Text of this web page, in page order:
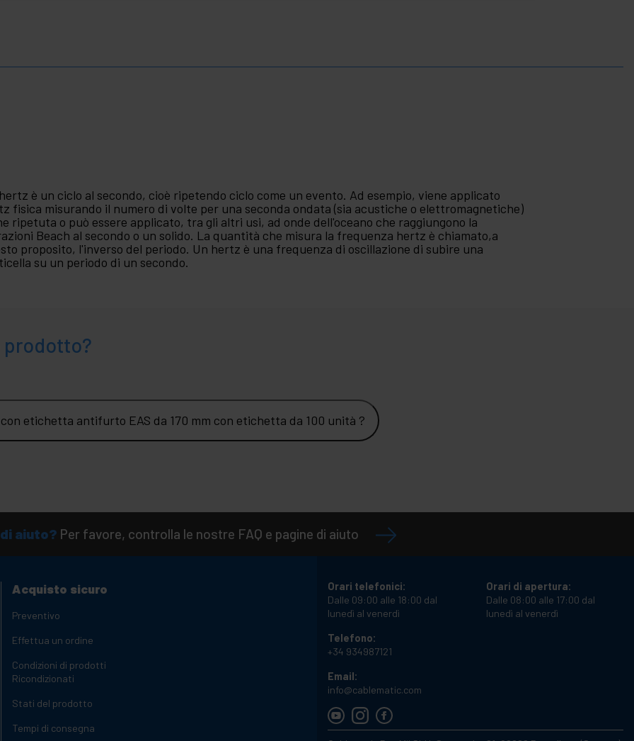
è un ciclo al secondo, cioè ripetendo ciclo come un evento. Ad esempio, viene applicato
fisica misurando il numero di volte per una seconda ondata (sia acustiche o elettromagnetiche)
ripetuta o può essere applicato, tra gli altri usi, ad onde dell'oceano che raggiungono la
Beach al secondo o un solido. La quantità che misura la frequenza hertz è chiamato,a
proposito, l'inverso del periodo. Un hertz è una frequenza di oscillazione di subire una
su un periodo di un secondo.
prodotto?
etichetta antifurto EAS da 170 mm con etichetta da 100 unità ?
aiuto? Per favore, controlla le nostre FAQ e pagine di aiuto
Acquisto sicuro
Preventivo
Effettua un ordine
Condizioni di prodotti
Ricondizionati
Stati del prodotto
Tempi di consegna
Orari telefonici:
Dalle 09:00 alle 18:00 dal
lunedì al venerdì
Telefono:
+34 934987121
Email:
info@cablematic.com
Orari di apertura:
Dalle 08:00 alle 17:00 dal
lunedì al venerdì